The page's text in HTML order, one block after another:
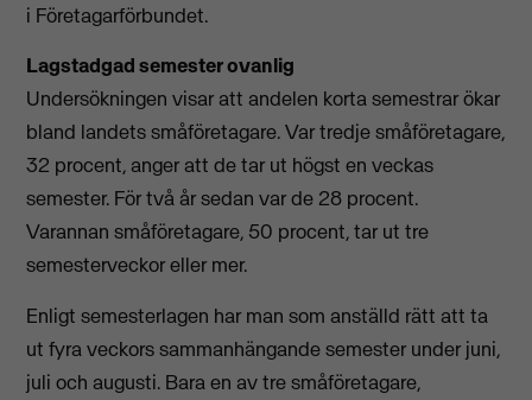
i Företagarförbundet.
Lagstadgad semester ovanlig
Undersökningen visar att andelen korta semestrar ökar
bland landets småföretagare. Var tredje småföretagare,
32 procent, anger att de tar ut högst en veckas
semester. För två år sedan var de 28 procent.
Varannan småföretagare, 50 procent, tar ut tre
semesterveckor eller mer.
Enligt semesterlagen har man som anställd rätt att ta
ut fyra veckors sammanhängande semester under juni,
juli och augusti. Bara en av tre småföretagare,